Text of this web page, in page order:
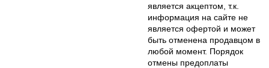
является акцептом, т.к.
информация на сайте не
является офертой и может
быть отменена продавцом в
любой момент. Порядок
отмены предоплаты